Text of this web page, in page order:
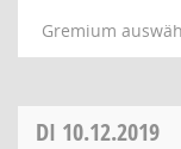
Gremium
DI 10.12.2019